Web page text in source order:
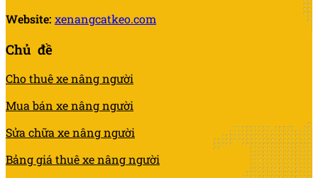
Website: xenangcatkeo.com
Chủ đề
Cho thuê xe nâng người
Mua bán xe nâng người
Sửa chữa xe nâng người
Bảng giá thuê xe nâng người